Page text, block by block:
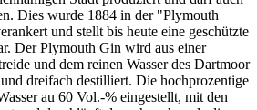
Dies wurde 1884 in der "Plymouth
und stellt bis heute eine geschützte
Der Plymouth Gin wird aus einer
und dem reinen Wasser des Dartmoor
dreifach destilliert. Die hochprozentige
au 60 Vol.-% eingestellt, mit den